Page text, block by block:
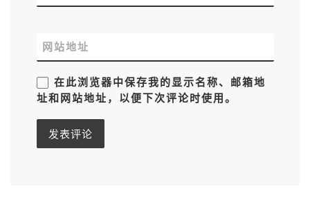
网站地址
在此浏览器中保存我的显示名称、邮箱地
址和网站地址，以便下次评论时使用。